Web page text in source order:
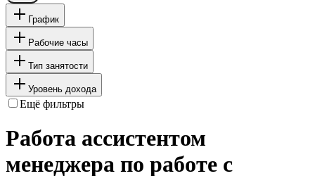
График
Рабочие часы
Тип занятости
Уровень дохода
Ещё фильтры
Работа ассистентом
менеджера по работе с